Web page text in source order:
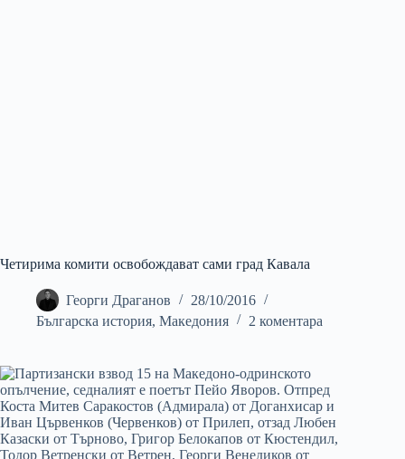
Четирима комити освобождават сами град Кавала
Георги Драганов
28/10/2016
Българска история, Македония 2 коментара